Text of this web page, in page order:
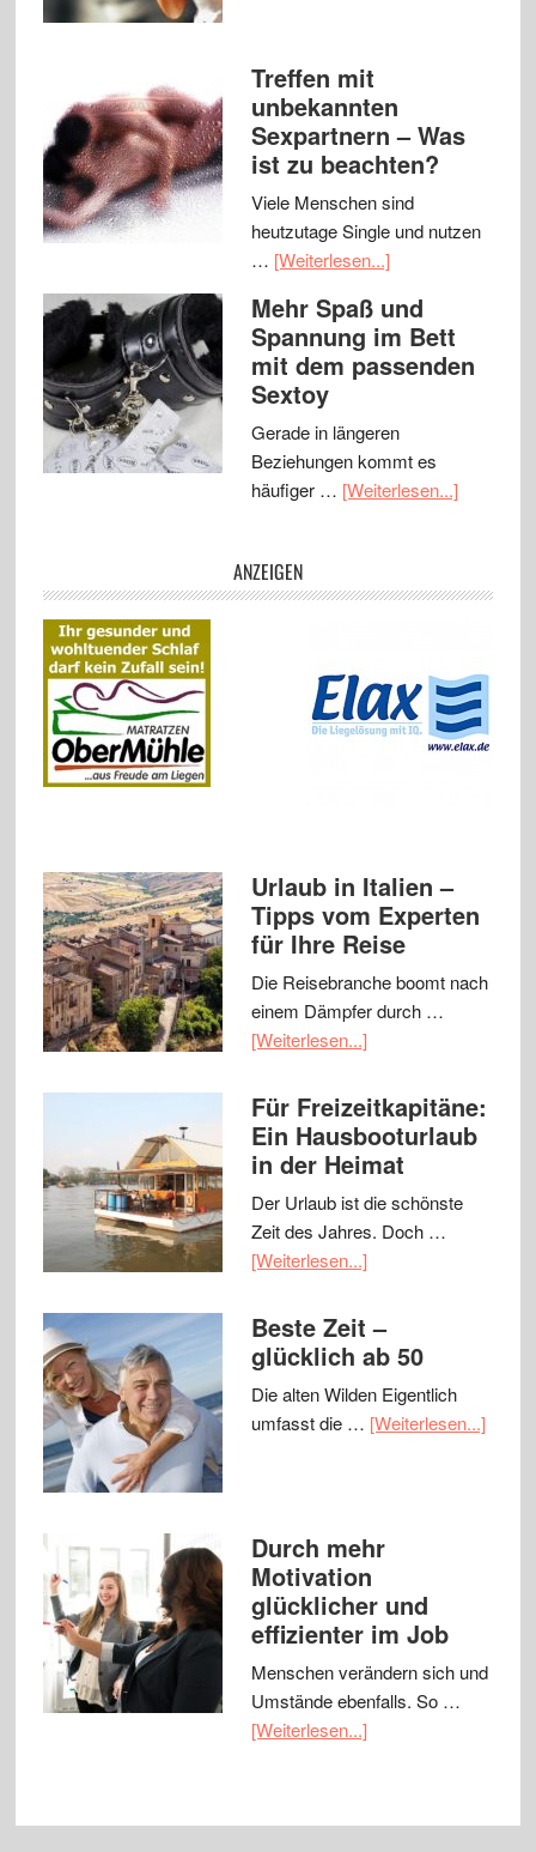
Treffen mit
unbekannten
Sexpartnern – Was
ist zu beachten?
Viele Menschen sind
heutzutage Single und nutzen
… [Weiterlesen...]
Mehr Spaß und
Spannung im Bett
mit dem passenden
Sextoy
Gerade in längeren
Beziehungen kommt es
häufiger … [Weiterlesen...]
ANZEIGEN
Urlaub in Italien –
Tipps vom Experten
für Ihre Reise
Die Reisebranche boomt nach
einem Dämpfer durch …
[Weiterlesen...]
Für Freizeitkapitäne:
Ein Hausbooturlaub
in der Heimat
Der Urlaub ist die schönste
Zeit des Jahres. Doch …
[Weiterlesen...]
Beste Zeit –
glücklich ab 50
Die alten Wilden Eigentlich
umfasst die … [Weiterlesen...]
Durch mehr
Motivation
glücklicher und
effizienter im Job
Menschen verändern sich und
Umstände ebenfalls. So …
[Weiterlesen...]